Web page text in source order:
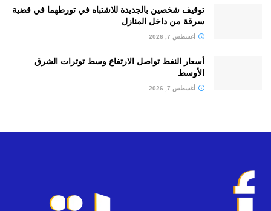
توقيف شخصين بالجديدة للاشتباه في تورطهما في قضية
سرقة من داخل المنازل
أغسطس 7, 2026
أسعار النفط تواصل الارتفاع وسط توترات الشرق
الأوسط
أغسطس 7, 2026